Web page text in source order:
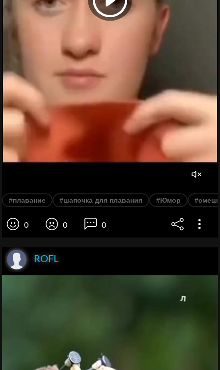
#плавание #шапочка для плавания #Юмор
0 0 0
ROFL